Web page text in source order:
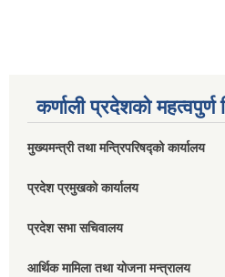
कर्णाली प्रदेशको
मुख्यमन्त्री तथा मन्त्रिपरिषद्को कार्यालय
प्रदेश प्रमुखको कार्यालय
प्रदेश सभा सचिवालय
आर्थिक मामिला तथा योजना मन्त्रालय